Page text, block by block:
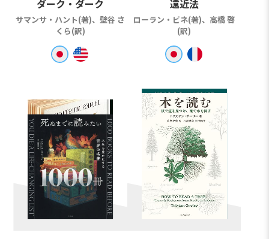
ダーク・ダーク
サマンサ・ハント(著)、壁谷 さ
くら(訳)
遠近法
ローラン・ビネ(著)、高橋 啓
(訳)